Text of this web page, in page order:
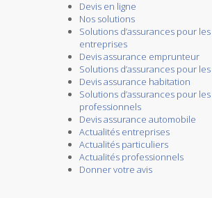
Devis en ligne
Nos solutions
Solutions d’assurances pour les
entreprises
Devis assurance emprunteur
Solutions d’assurances pour
Devis assurance habitation
Solutions d’assurances pour les
professionnels
Devis assurance automobile
Actualités entreprises
Actualités particuliers
Actualités professionnels
Donner votre avis